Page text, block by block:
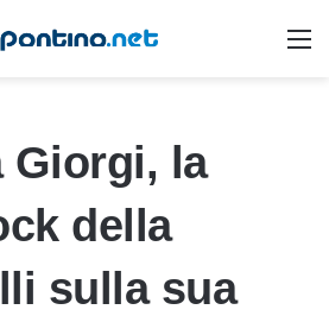
Giorgi, la
della
sulla sua